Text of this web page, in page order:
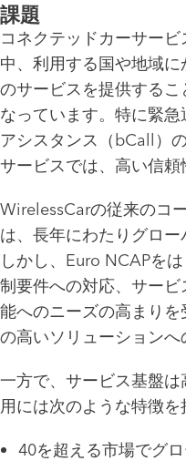
課題
コネクテッドカーサー
中、利用する国や地域
のサービスを提供する
なっています。特に緊
アシスタンス（bCall）
サービスでは、高い信頼
WirelessCarの従来のコ
は、長年にわたりグロー
しかし、Euro NCAPを
制要件への対応、サー
能へのニーズの高まり
の高いソリューションへ
一方で、サービス基盤
用には次のような特徴を
40を超える市場でグ